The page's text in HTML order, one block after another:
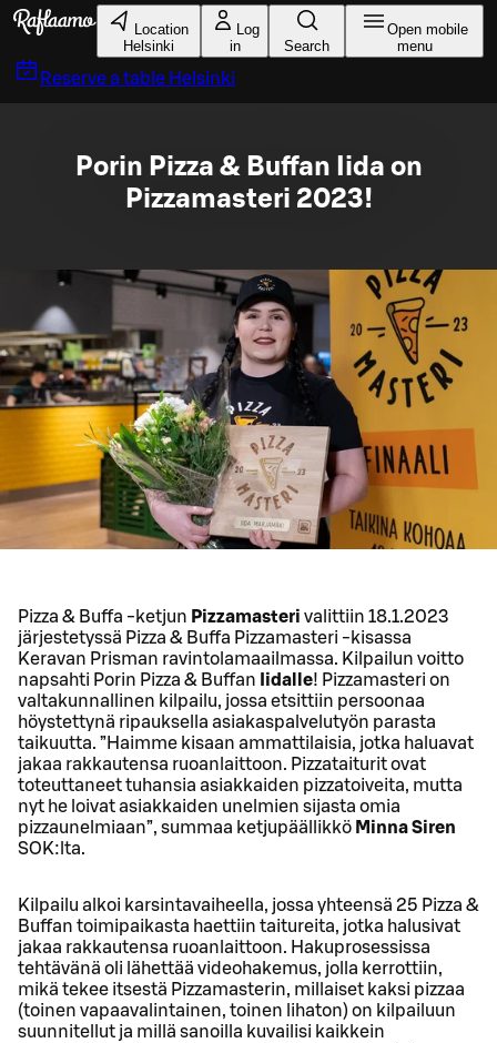
Skip to main content
Location
Helsinki
Log
in
Search
Open mobile
menu
Reserve a table Helsinki
Porin Pizza & Buffan Iida on
Pizzamasteri 2023!
Pizza & Buffa -ketjun Pizzamasteri valittiin 18.1.2023
järjestetyssä Pizza & Buffa Pizzamasteri -kisassa
Keravan Prisman ravintolamaailmassa. Kilpailun voitto
napsahti Porin Pizza & Buffan
Iidalle! Pizzamasteri on
valtakunnallinen kilpailu, jossa etsittiin persoonaa
höystettynä ripauksella asiakaspalvelutyön parasta
taikuutta. ”Haimme kisaan ammattilaisia, jotka haluavat
jakaa rakkautensa ruoanlaittoon. Pizzataiturit ovat
toteuttaneet tuhansia asiakkaiden pizzatoiveita, mutta
nyt he loivat asiakkaiden unelmien sijasta omia
pizzaunelmiaan”, summaa ketjupäällikkö Minna Siren
SOK:lta.
Kilpailu alkoi karsintavaiheella, jossa yhteensä 25 Pizza &
Buffan toimipaikasta haettiin taitureita, jotka halusivat
jakaa rakkautensa ruoanlaittoon. Hakuprosessissa
tehtävänä oli lähettää videohakemus, jolla kerrottiin,
mikä tekee itsestä Pizzamasterin, millaiset kaksi pizzaa
(toinen vapaavalintainen, toinen lihaton) on kilpailuun
suunnitellut ja millä sanoilla kuvailisi kaikkein